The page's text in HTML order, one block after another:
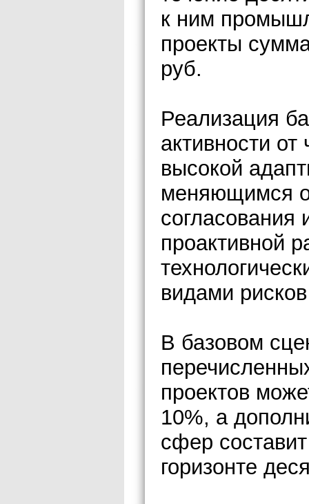
к ним
проекты
руб.
Реализация
активности
высокой
меняющимся
проактивной
видами
В базовом
проектов
10%, а
сфер
горизонте